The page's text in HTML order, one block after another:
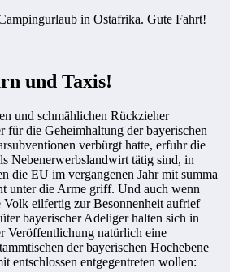
in Ostafrika. Gute Fahrt!
und Taxis!
und schmählichen Rückzieher
für die Geheimhaltung der bayerischen
verbürgt hatte, erfuhr die
Nebenerwerbslandwirt tätig sind, in
die EU im vergangenen Jahr mit summa
unter die Arme griff. Und auch wenn
Volk eilfertig zur Besonnenheit aufrief
bayerischer Adeliger halten sich in
Veröffentlichung natürlich eine
der bayerischen Hochebene
entschlossen entgegentreten wollen: